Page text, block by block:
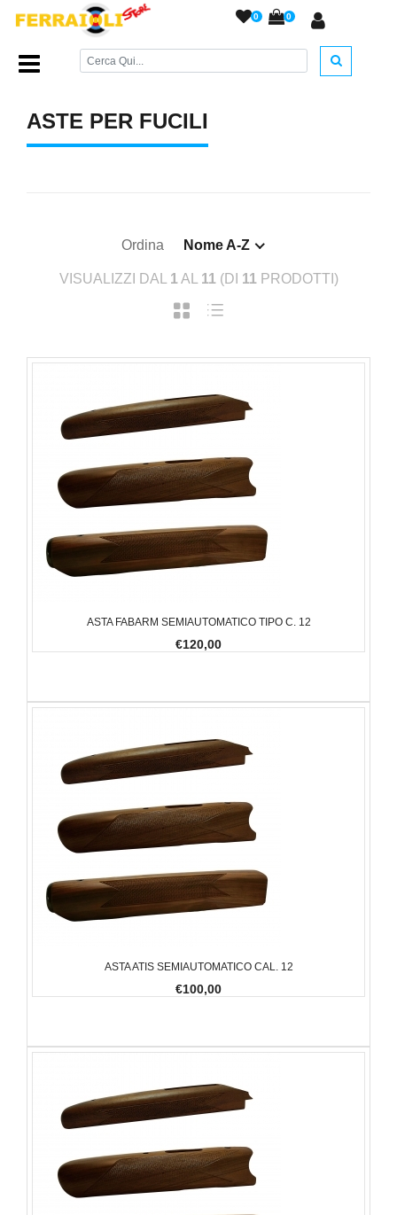
0 0
Home Page/RICAMBI/Aste per fucili/
ASTE PER FUCILI
Ordina Nome A-Z
VISUALIZZI DAL 1 AL 11 (DI 11 PRODOTTI)
ASTA FABARM SEMIAUTOMATICO TIPO C. 12
€120,00
ASTA ATIS SEMIAUTOMATICO CAL. 12
€100,00